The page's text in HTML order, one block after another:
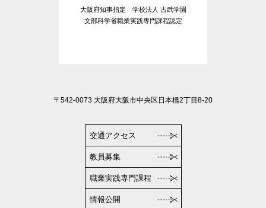
大阪府知事指定 学校法人 古武学園
文部科学省職業実践専門課程認定
〒542-0073 大阪府大阪市中央区日本橋2丁目8-20
交通アクセス
教員募集
職業実践専門課程
情報公開